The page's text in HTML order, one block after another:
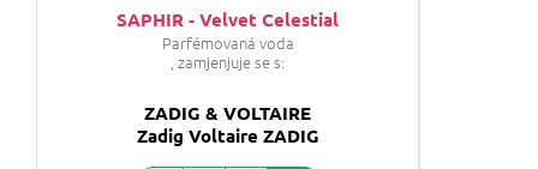
SAPHIR - Velvet Celestial
Parfémovaná voda
, zamjenjuje se s:
ZADIG & VOLTAIRE
Zadig Voltaire ZADIG